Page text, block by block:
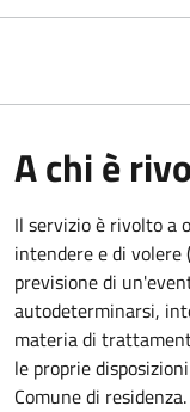
A chi è
Il servizio è rivolto a
intendere e di volere
previsione di
autodeterminarsi,
materia di
le proprie
Comune di residenza.